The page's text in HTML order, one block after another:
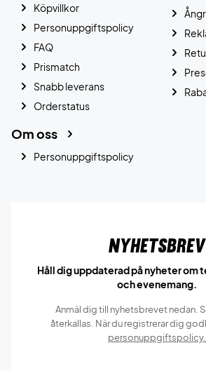
Köpvillkor
Personuppgiftspolicy
FAQ
Prismatch
Snabb leverans
Orderstatus
Om oss
Personuppgiftspolicy
Nyhetsbrev
Håll dig uppdaterad på nyheter om
och evenemang.
Anmäl dig till nyhetsbrevet nedan.
återkallas. När du registrerar dig
personuppgiftspolicy.